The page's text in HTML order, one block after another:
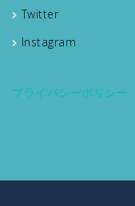
Twitter
Instagram
プライバシーポリシー